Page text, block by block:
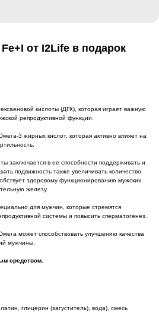
от I2Life в подарок
кислоты (ДГК), которая играет важную
репродуктивной функции.
3 жирных кислот, которая активно влияет на
заключается в ее способности поддерживать и
подвижность также увеличивать количество
здоровому функционированию мужских
железу.
для мужчин, которые стремятся
системы и повысить сперматогенез.
может способствовать улучшению качества
мужчины.
средством.
глицерин (загуститель), вода), смесь